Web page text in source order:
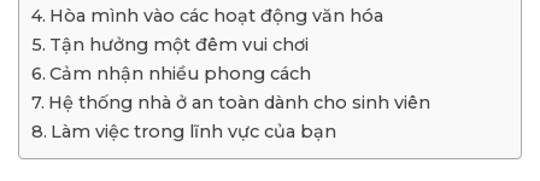
Hòa mình vào các hoạt động văn hóa
Tận hưởng một đêm vui chơi
Cảm nhận nhiều phong cách
Hệ thống nhà ở an toàn dành cho sinh viên
Làm việc trong lĩnh vực của bạn